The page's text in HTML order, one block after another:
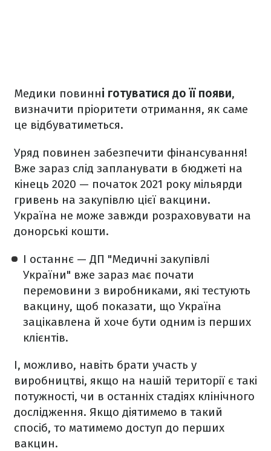
Медики повинні готуватися до її появи,
визначити пріоритети отримання, як саме
це відбуватиметься.
Уряд повинен забезпечити фінансування!
Вже зараз слід запланувати в бюджеті на
кінець 2020 — початок 2021 року мільярди
гривень на закупівлю цієї вакцини.
Україна не може завжди розраховувати на
донорські кошти.
І останнє — ДП "Медичні закупівлі
України" вже зараз має почати
перемовини з виробниками, які тестують
вакцину, щоб показати, що Україна
зацікавлена й хоче бути одним із перших
клієнтів. ​
І, можливо, навіть брати участь у
виробництві, якщо на нашій території є такі
потужності, чи в останніх стадіях клінічного
дослідження. Якщо діятимемо в такий
спосіб, то матимемо доступ до перших
вакцин.